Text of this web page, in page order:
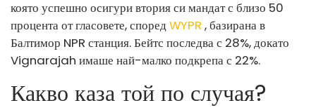
която успешно осигури втория си мандат с близо 50
процента от гласовете, споредWYPR , базирана в
Балтимор NPR станция. Бейтс последва с 28%, докато
Vignarajah имаше най-малко подкрепа с 22%.
Какво каза той по случая?